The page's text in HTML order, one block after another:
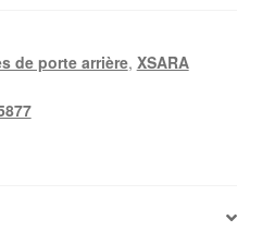
de porte arrière, XSARA